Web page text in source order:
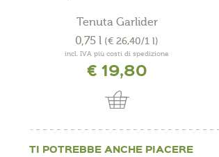
Tenuta Garlider
0,75 l (€ 26,40/1 l)
incl. IVA più costi di spedizione
€ 19,80
TI POTREBBE ANCHE PIACERE